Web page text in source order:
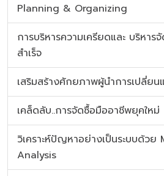
Planning & Organizing
การบริหารความเครียดและ บริหา
สำเร็จ
เสริมสร้างศักยภาพผู้นำการเปลี่ย
เคล็ดลับ..การจัดซื้อมืออาชีพยุคใหม่
วิเคราะห์ปัญหาอย่างเป็นระบบด้ว
Analysis